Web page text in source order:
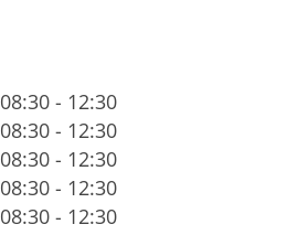
08:30 - 12:30
08:30 - 12:30
08:30 - 12:30
08:30 - 12:30
08:30 - 12:30